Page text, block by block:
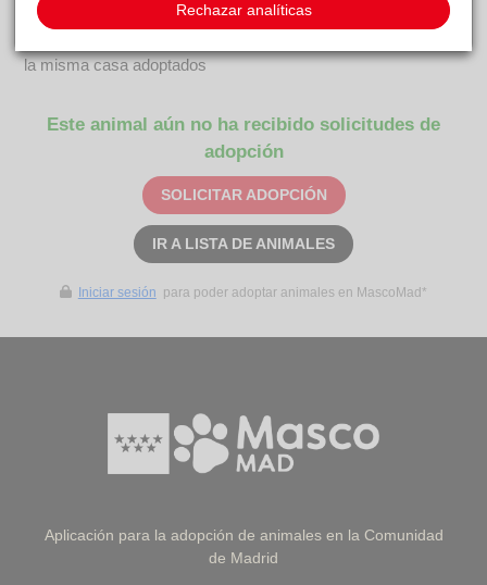
Carácter
la misma casa adoptados
Este animal aún no ha recibido solicitudes de
adopción
SOLICITAR ADOPCIÓN
IR A LISTA DE ANIMALES
Iniciar sesión para poder adoptar animales en MascoMad*
Aplicación para la adopción de animales en la Comunidad
de Madrid
Rechazar analíticas